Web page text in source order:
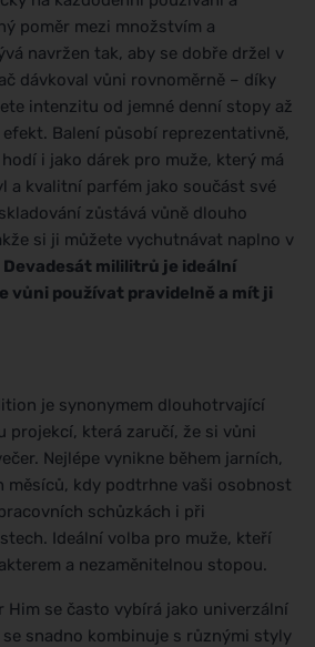
poměr mezi množstvím a
navržen tak, aby se dobře držel v
dávkoval vůni rovnoměrně – díky
intenzitu od jemné denní stopy až
Balení působí reprezentativně,
i jako dárek pro muže, který má
a kvalitní parfém jako součást své
zůstává vůně dlouho
si ji můžete vychutnávat naplno v
Devadesát mililitrů je ideální
vůni používat pravidelně a mít ji
je synonymem dlouhotrvající
projekcí, která zaručí, že si vůni
Nejlépe vynikne během jarních,
měsíců, kdy podtrhne vaši osobnost
schůzkách i při
Ideální volba pro muže, kteří
a nezaměnitelnou stopou.
Him se často vybírá jako univerzální
snadno kombinuje s různými styly